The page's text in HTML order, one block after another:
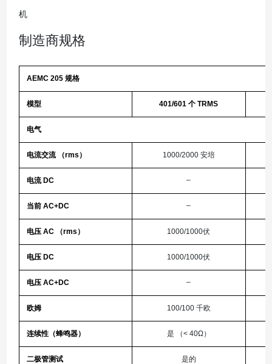
机
制造商规格
AEMC 205 规格
模型 401/601 个 TRMS
电气
电流交流 （rms） 1000/2000 安培
电流 DC –
当前 AC+DC –
电压 AC （rms） 1000/1000伏
电压 DC 1000/1000伏
电压 AC+DC –
欧姆 100/100 千欧
连续性（蜂鸣器） 是 （< 40Ω）
二极管测试 是的